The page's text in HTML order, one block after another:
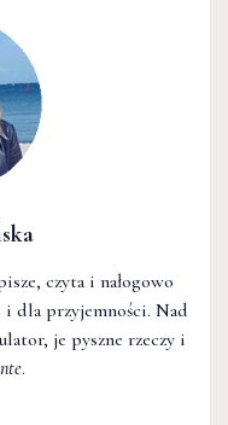
czyta i nałogowo
dla przyjemności. Nad
je pyszne rzeczy i
.